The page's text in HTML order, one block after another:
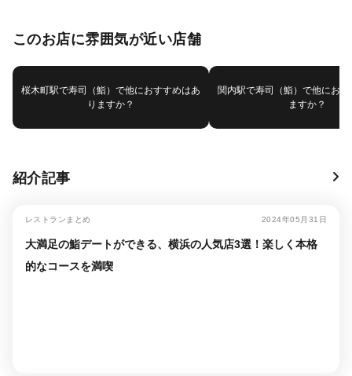
このお店に雰囲気が近い店舗
桜木町駅で寿司（鮨）で他におすすめはあ
りますか？
関内駅で寿司（鮨）で他にお
ますか？
紹介記事
レストランまとめ 2024年05月31日
大満足の鮨デートができる、横浜の人気店3選！楽しく本格
的なコースを満喫